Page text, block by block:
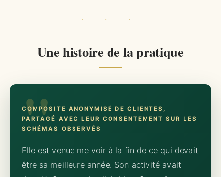
Une histoire de la pratique
COMPOSITE ANONYMISÉ DE CLIENTES,
PARTAGÉ AVEC LEUR CONSENTEMENT SUR LES
SCHÉMAS OBSERVÉS
Elle est venue me voir à la fin de ce qui devait
être sa meilleure année. Son activité avait